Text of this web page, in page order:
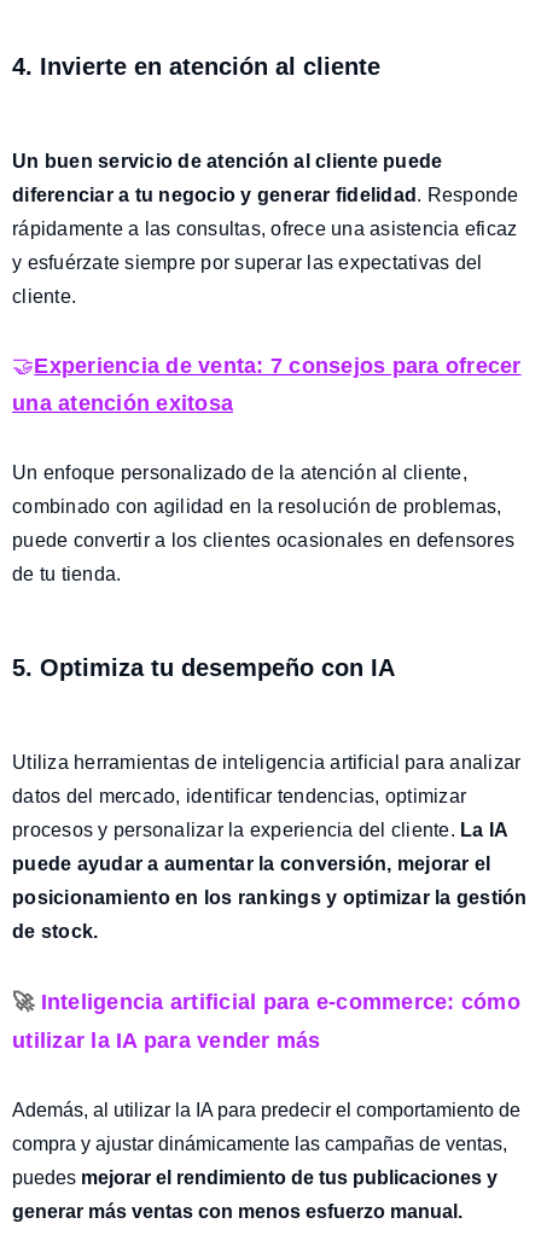
4. Invierte en atención al cliente
Un buen servicio de atención al cliente puede
diferenciar a tu negocio y generar fidelidad . Responde
rápidamente a las consultas, ofrece una asistencia eficaz
y esfuérzate siempre por superar las expectativas del
cliente.
🤝Experiencia de venta: 7 consejos para ofrecer
una atención exitosa
Un enfoque personalizado de la atención al cliente,
combinado con agilidad en la resolución de problemas,
puede convertir a los clientes ocasionales en defensores
de tu tienda.
5. Optimiza tu desempeño con IA
Utiliza herramientas de inteligencia artificial para analizar
datos del mercado, identificar tendencias, optimizar
procesos y personalizar la experiencia del cliente. La IA
puede ayudar a aumentar la conversión, mejorar el
posicionamiento en los rankings y optimizar la gestión
de stock.
🚀 Inteligencia artificial para e-commerce: cómo
utilizar la IA para vender más
Además, al utilizar la IA para predecir el comportamiento de
compra y ajustar dinámicamente las campañas de ventas,
puedes mejorar el rendimiento de tus publicaciones y
generar más ventas con menos esfuerzo manual.